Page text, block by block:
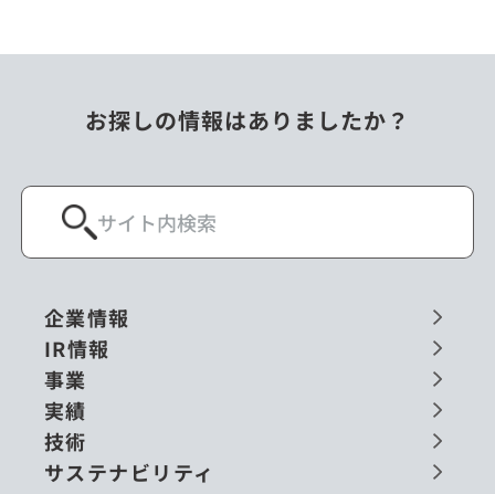
お探しの情報はありましたか？
企業情報
IR情報
事業
実績
技術
サステナビリティ